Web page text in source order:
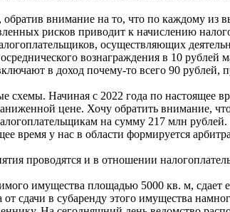
внимание на то, что по каждому из
рисков приводит к начислению
осуществляющих
вознаграждения в 10 рублей
в доход почему-то всего 90 рублей,
Начиная с 2022 года по настоящее
цене. Хочу обратить внимание,
на сумму 217 млн рублей.
время у нас в области формируется
проводятся и в отношении
имущества площадью 5000 кв. м, сдает
сдачи в субаренду этого имущества